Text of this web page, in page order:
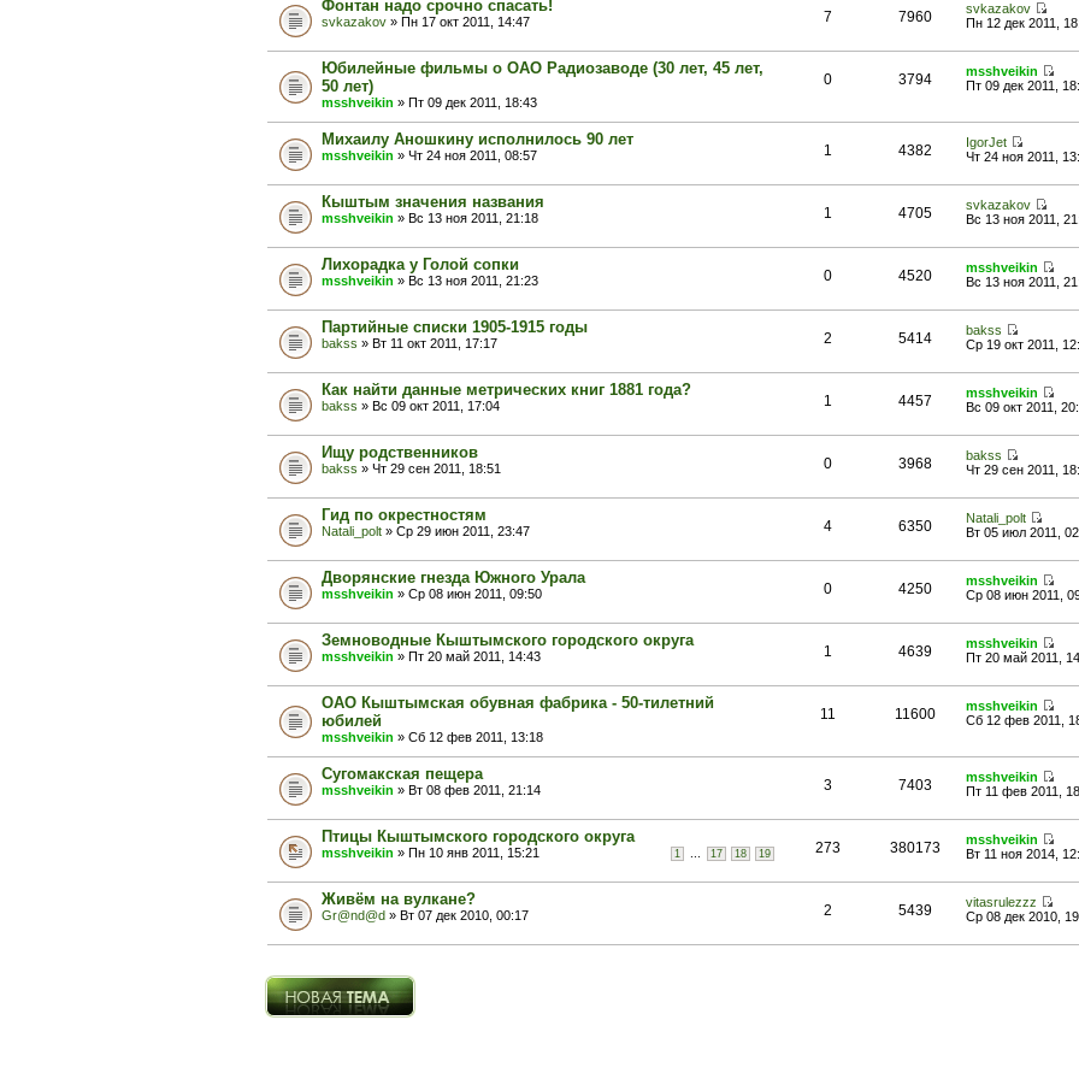
Фонтан надо срочно спасать!
svkazakov » Пн 17 окт 2011, 14:47 7 7960
svkazakov
Пн 12 дек 2011,
Юбилейные фильмы о ОАО Радиозаводе (30 лет, 45 лет,
50 лет)
msshveikin » Пт 09 дек 2011, 18:43
0 3794
msshveikin
Пт 09 дек 2011,
Михаилу Аношкину исполнилось 90 лет
msshveikin » Чт 24 ноя 2011, 08:57 1 4382
IgorJet
Чт 24 ноя 2011,
Кыштым значения названия
msshveikin » Вс 13 ноя 2011, 21:18 1 4705
svkazakov
Вс 13 ноя 2011,
Лихорадка у Голой сопки
msshveikin » Вс 13 ноя 2011, 21:23 0 4520
msshveikin
Вс 13 ноя 2011,
Партийные списки 1905-1915 годы
bakss » Вт 11 окт 2011, 17:17 2 5414
bakss
Ср 19 окт 2011,
Как найти данные метрических книг 1881 года?
bakss » Вс 09 окт 2011, 17:04 1 4457
msshveikin
Вс 09 окт 2011,
Ищу родственников
bakss » Чт 29 сен 2011, 18:51 0 3968
bakss
Чт 29 сен 2011,
Гид по окрестностям
Natali_polt » Ср 29 июн 2011, 23:47 4 6350
Natali_polt
Вт 05 июл 2011,
Дворянские гнезда Южного Урала
msshveikin » Ср 08 июн 2011, 09:50 0 4250
msshveikin
Ср 08 июн 2011,
Земноводные Кыштымского городского округа
msshveikin » Пт 20 май 2011, 14:43 1 4639
msshveikin
Пт 20 май 2011,
ОАО Кыштымская обувная фабрика - 50-тилетний
юбилей
msshveikin » Сб 12 фев 2011, 13:18
11 11600
msshveikin
Сб 12 фев 2011,
Сугомакская пещера
msshveikin » Вт 08 фев 2011, 21:14 3 7403
msshveikin
Пт 11 фев 2011,
Птицы Кыштымского городского округа
1 17 18 19
msshveikin » Пн 10 янв 2011, 15:21 273 380173
msshveikin
Вт 11 ноя 2014,
Живём на вулкане?
Gr@nd@d » Вт 07 дек 2010, 00:17 2 5439
vitasrulezzz
Ср 08 дек 2010,
Новая тема